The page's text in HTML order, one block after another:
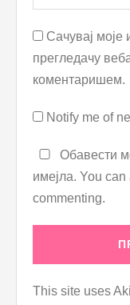
Сачувај
прегледачу
коментаришем.
Notify me of
Обавести
имејла. You can
commenting.
This site uses